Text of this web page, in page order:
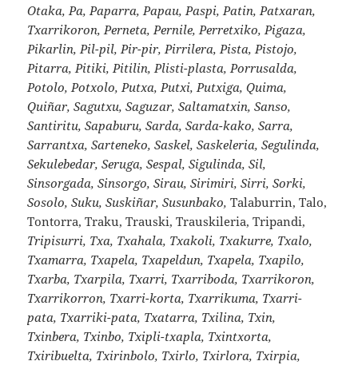
Otaka, Pa, Paparra, Papau, Paspi, Patin, Patxaran,
Txarrikoron, Perneta, Pernile, Perretxiko, Pigaza,
Pikarlin, Pil-pil, Pir-pir, Pirrilera, Pista, Pistojo,
Pitarra, Pitiki, Pitilin, Plisti-plasta, Porrusalda,
Potolo, Potxolo, Putxa, Putxi, Putxiga, Quima,
Quiñar, Sagutxu, Saguzar, Saltamatxin, Sanso,
Santiritu, Sapaburu, Sarda, Sarda-kako, Sarra,
Sarrantxa, Sarteneko, Saskel, Saskeleria, Segulinda,
Sekulebedar, Seruga, Sespal, Sigulinda, Sil,
Sinsorgada, Sinsorgo, Sirau, Sirimiri, Sirri, Sorki,
Sosolo, Suku, Suskiñar, Susunbako, Talaburrin, Talo,
Tontorra, Traku, Trauski, Trauskileria, Tripandi,
Tripisurri, Txa, Txahala, Txakoli, Txakurre, Txalo,
Txamarra, Txapela, Txapeldun, Txapela, Txapilo,
Txarba, Txarpila, Txarri, Txarriboda, Txarrikoron,
Txarrikorron, Txarri-korta, Txarrikuma, Txarri-
pata, Txarriki-pata, Txatarra, Txilina, Txin,
Txinbera, Txinbo, Txipli-txapla, Txintxorta,
Txiribuelta, Txirinbolo, Txirlo, Txirlora, Txirpia,